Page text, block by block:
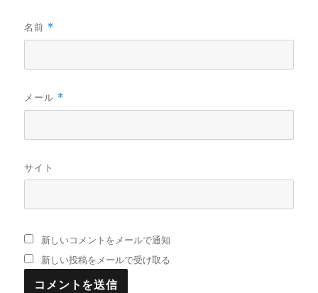
名前 *
メール *
サイト
新しいコメントをメールで通知
新しい投稿をメールで受け取る